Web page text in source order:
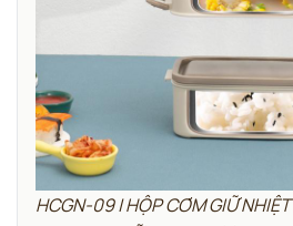
HCGN-09 | HỘP CƠM GIỮ